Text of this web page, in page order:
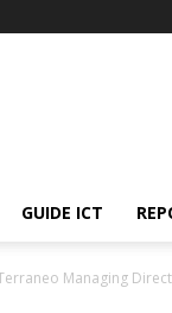
GUIDE ICT
Managing